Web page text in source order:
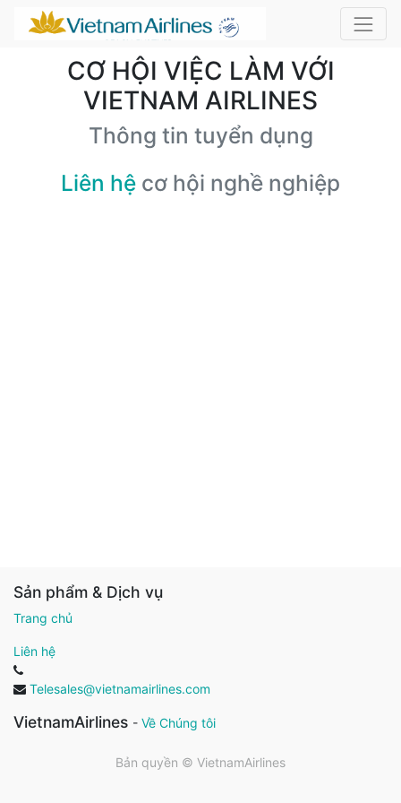
CƠ HỘI VIỆC LÀM VỚI
VIETNAM AIRLINES
Thông tin tuyển dụng
Liên hệ cơ hội nghề nghiệp
Sản phẩm & Dịch vụ
Trang chủ
Liên hệ
Telesales@vietnamairlines.com
VietnamAirlines - Về Chúng tôi
Bản quyền © VietnamAirlines